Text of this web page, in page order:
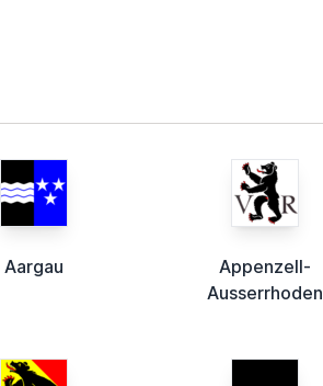
Aargau
Appenzell-
Ausserrhoden